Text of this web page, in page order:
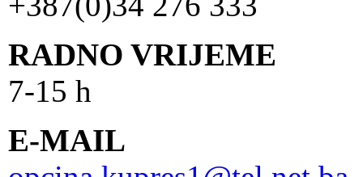
RADNO VRIJEME
7-15 h
E-MAIL